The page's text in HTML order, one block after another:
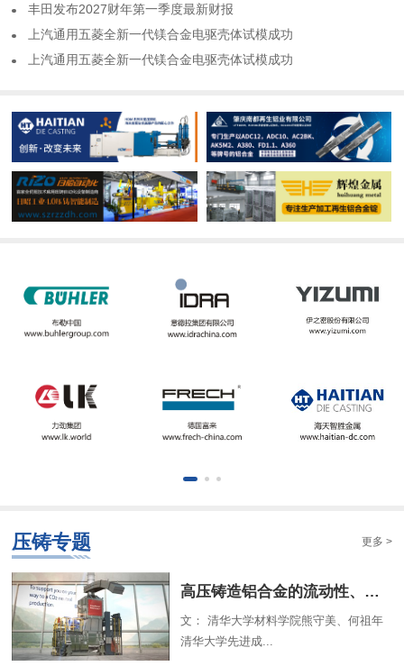
​丰田发布2027财年第一季度最新财报
​上汽通用五菱全新一代镁合金电驱壳体试模成功
​上汽通用五菱全新一代镁合金电驱壳体试模成功
压铸专题 更多 >
​高压铸造铝合金的流动性、组织特征及解析模型（一）
文： 清华大学材料学院熊守美、何祖年
清华大学先进成...